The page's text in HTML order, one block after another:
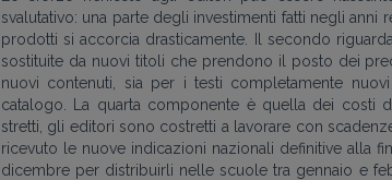
svalutativo: una parte degli investimenti fatti negli
prodotti si accorcia drasticamente. Il secondo
sostituite da nuovi titoli che prendono il posto dei
nuovi contenuti, sia per i testi completamente
catalogo. La quarta componente è quella dei costi
stretti, gli editori sono costretti a lavorare con
ricevuto le nuove indicazioni nazionali definitive alla
dicembre per distribuirli nelle scuole tra gennaio e